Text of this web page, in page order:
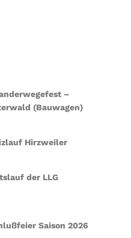
–
(Bauwagen)
Hirzweiler
der LLG
Saison 2026